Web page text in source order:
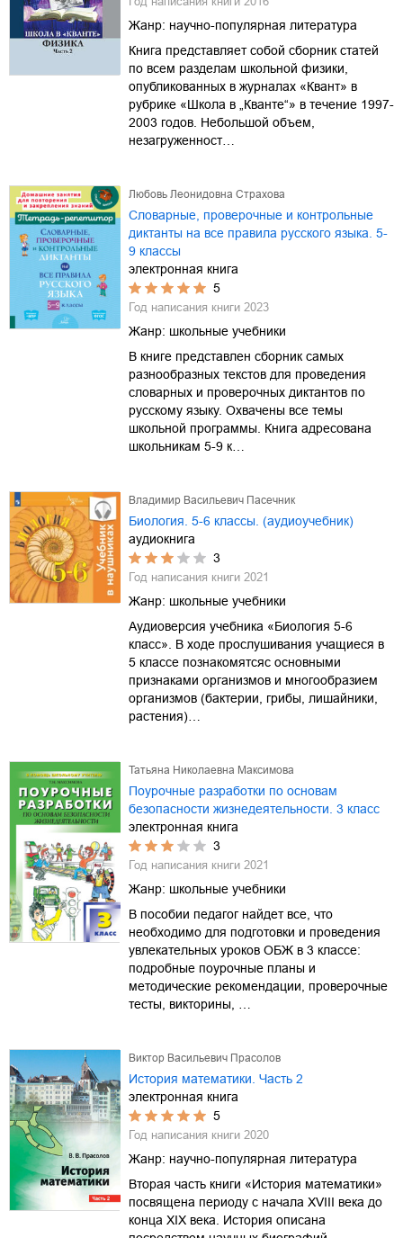
Жанр: научно-популярная литература
Книга представляет собой сборник статей
по всем разделам школьной физики,
опубликованных в журналах «Квант» в
рубрике «Школа в „Кванте“» в течение 1997-
2003 годов. Небольшой объем,
незагруженност…
Любовь Леонидовна Страхова
Словарные, проверочные и контрольные
диктанты на все правила русского языка. 5-
9 классы
электронная книга
5
Год написания книги 2023
Жанр: школьные учебники
В книге представлен сборник самых
разнообразных текстов для проведения
словарных и проверочных диктантов по
русскому языку. Охвачены все темы
школьной программы. Книга адресована
школьникам 5-9 к…
Владимир Васильевич Пасечник
Биология. 5-6 классы. (аудиоучебник)
аудиокнига
3
Год написания книги 2021
Жанр: школьные учебники
Аудиоверсия учебника «Биология 5-6
класс». В ходе прослушивания учащиеся в
5 классе познакомятсяс основными
признаками организмов и многообразием
организмов (бактерии, грибы, лишайники,
растения)…
Татьяна Николаевна Максимова
Поурочные разработки по основам
безопасности жизнедеятельности. 3 класс
электронная книга
3
Год написания книги 2021
Жанр: школьные учебники
В пособии педагог найдет все, что
необходимо для подготовки и проведения
увлекательных уроков ОБЖ в 3 классе:
подробные поурочные планы и
методические рекомендации, проверочные
тесты, викторины, …
Виктор Васильевич Прасолов
История математики. Часть 2
электронная книга
5
Год написания книги 2020
Жанр: научно-популярная литература
Вторая часть книги «История математики»
посвящена периоду с начала XVIII века до
конца XIX века. История описана